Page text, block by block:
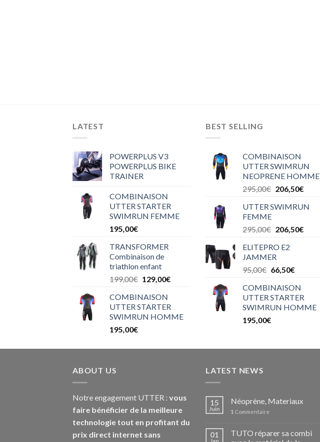
LATEST
POWERPLUS V3
POWERPLUS BIKE
TRAINER
COMBINAISON
UTTER STARTER
SWIMRUN FEMME
195,00€
TRANSFORMER
Combinaison de
triathlon enfant
199,00€ 129,00€
COMBINAISON
UTTER STARTER
SWIMRUN HOMME
195,00€
BEST SELLING
COMBINAISON
UTTER SWIMRUN
NEOPRENE HOMME
295,00€ 206,50€
UTTER SWIMRUN
FEMME
295,00€ 206,50€
ELITEPRO E2
JAMMER
95,00€ 66,50€
COMBINAISON
UTTER STARTER
SWIMRUN HOMME
195,00€
ABOUT US
Notre engagement UTTER : vous
faire bénéficier de la meilleure
technologie tout en profitant du
prix direct internet sans
LATEST NEWS
15
Juin
Néoprène, Materiaux
1 Commentaire
01
TUTO réparer sa combi